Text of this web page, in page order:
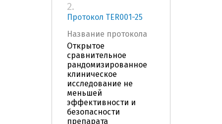
2.
Протокол TER001-25
Название протокола
Открытое
сравнительное
рандомизированное
клиническое
исследование не
меньшей
эффективности и
безопасности
препарата